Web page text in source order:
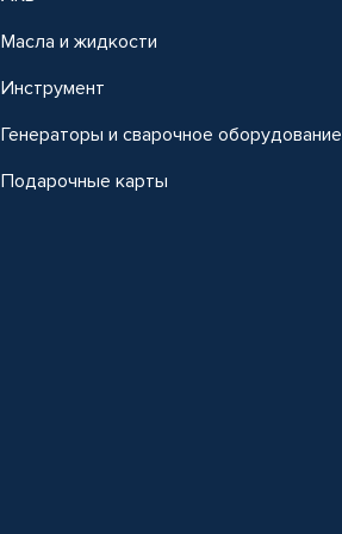
Масла и жидкости
Инструмент
Генераторы и сварочное оборудование
Подарочные карты